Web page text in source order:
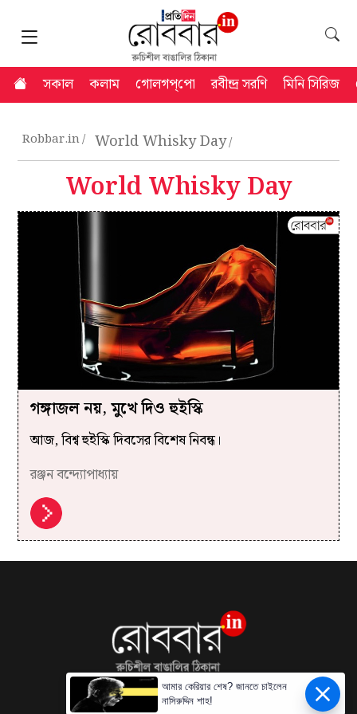
সকাল কলাম গোলগপ্‌পো রবীন্দ্র সরণি মিনি সিরিজ
Robbar.in World Whisky Day
World Whisky Day
গঙ্গাজল নয়, মুখে দিও হুইস্কি
আজ, বিশ্ব হুইস্কি দিবসের বিশেষ নিবন্ধ।
রঞ্জন বন্দ্যোপাধ্যায়
আমার কেরিয়ার শেষ? জানতে চাইলেন
নাসিরুদ্দিন শাহ!